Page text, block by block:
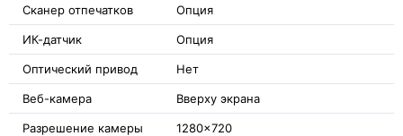
Сканер отпечатков Опция
ИК-датчик Опция
Оптический привод Нет
Веб-камера Вверху экрана
Разрешение камеры 1280x720